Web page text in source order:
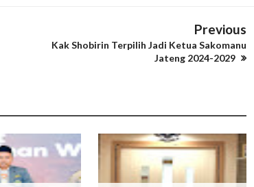
Previous
Kak Shobirin Terpilih Jadi Ketua Sakomanu
Jateng 2024-2029